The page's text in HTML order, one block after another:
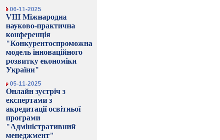
06-11-2025
VIII Міжнародна
науково-практична
конференція
"Конкурентоспроможна
модель інноваційного
розвитку економіки
України"
05-11-2025
Онлайн зустріч з
експертами з
акредитації освітньої
програми
"Адміністративний
менеджмент"